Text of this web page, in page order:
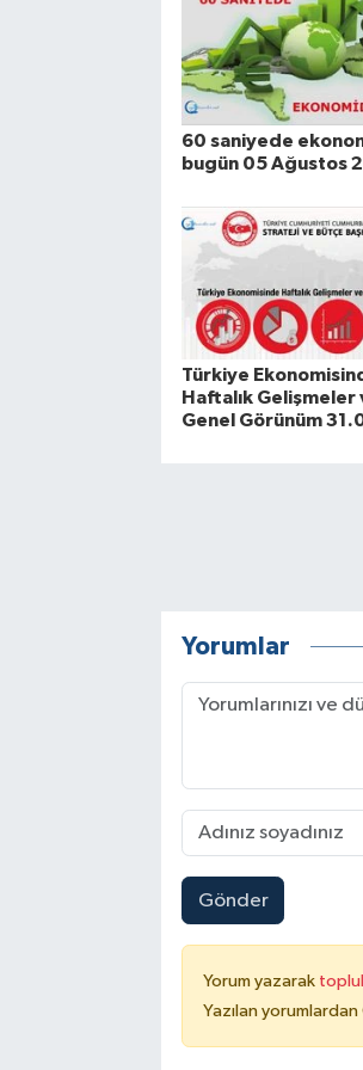
60 saniyede
bugün 05 Ağustos
Türkiye
Haftalık Gelişmeler
Genel Görünüm
Yorumlar
Gönder
Yorum yazarak
Yazılan